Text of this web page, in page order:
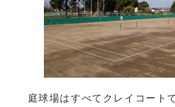
庭球場はすべてクレイコート